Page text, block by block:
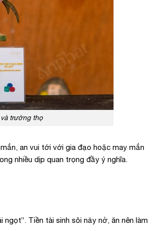
trường thọ
an vui tới với gia đạo hoặc may mắn
nhiều dịp quan trọng đầy ý nghĩa.
Tiền tài sinh sôi nảy nở, ăn nên làm